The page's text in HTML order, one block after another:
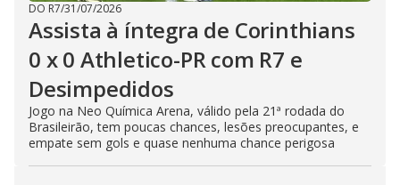
DO R7/31/07/2026
Assista à íntegra de Corinthians
0 x 0 Athletico-PR com R7 e
Desimpedidos
Jogo na Neo Química Arena, válido pela 21ª rodada do
Brasileirão, tem poucas chances, lesões preocupantes, e
empate sem gols e quase nenhuma chance perigosa